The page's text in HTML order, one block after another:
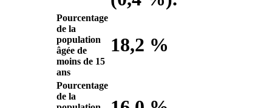
Pourcentage
de la
population
âgée de
moins de 15
ans
18,2 %
Pourcentage
de la